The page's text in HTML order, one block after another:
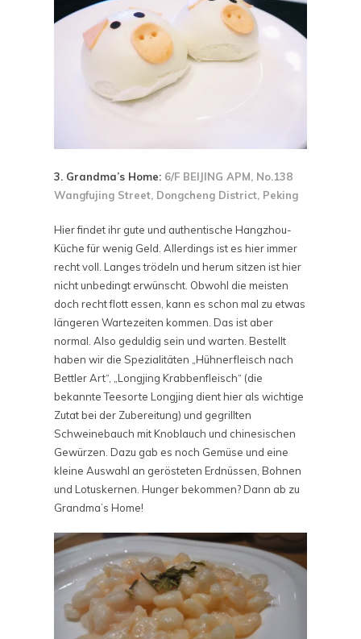
3. Grandma’s Home: 6/F BEIJING APM, No.138
Wangfujing Street, Dongcheng District, Peking
Hier findet ihr gute und authentische Hangzhou-
Küche für wenig Geld. Allerdings ist es hier immer
recht voll. Langes trödeln und herum sitzen ist hier
nicht unbedingt erwünscht. Obwohl die meisten
doch recht flott essen, kann es schon mal zu etwas
längeren Wartezeiten kommen. Das ist aber
normal. Also geduldig sein und warten. Bestellt
haben wir die Spezialitäten „Hühnerfleisch nach
Bettler Art“, „Longjing Krabbenfleisch“ (die
bekannte Teesorte Longjing dient hier als wichtige
Zutat bei der Zubereitung) und gegrillten
Schweinebauch mit Knoblauch und chinesischen
Gewürzen. Dazu gab es noch Gemüse und eine
kleine Auswahl an gerösteten Erdnüssen, Bohnen
und Lotuskernen. Hunger bekommen? Dann ab zu
Grandma’s Home!